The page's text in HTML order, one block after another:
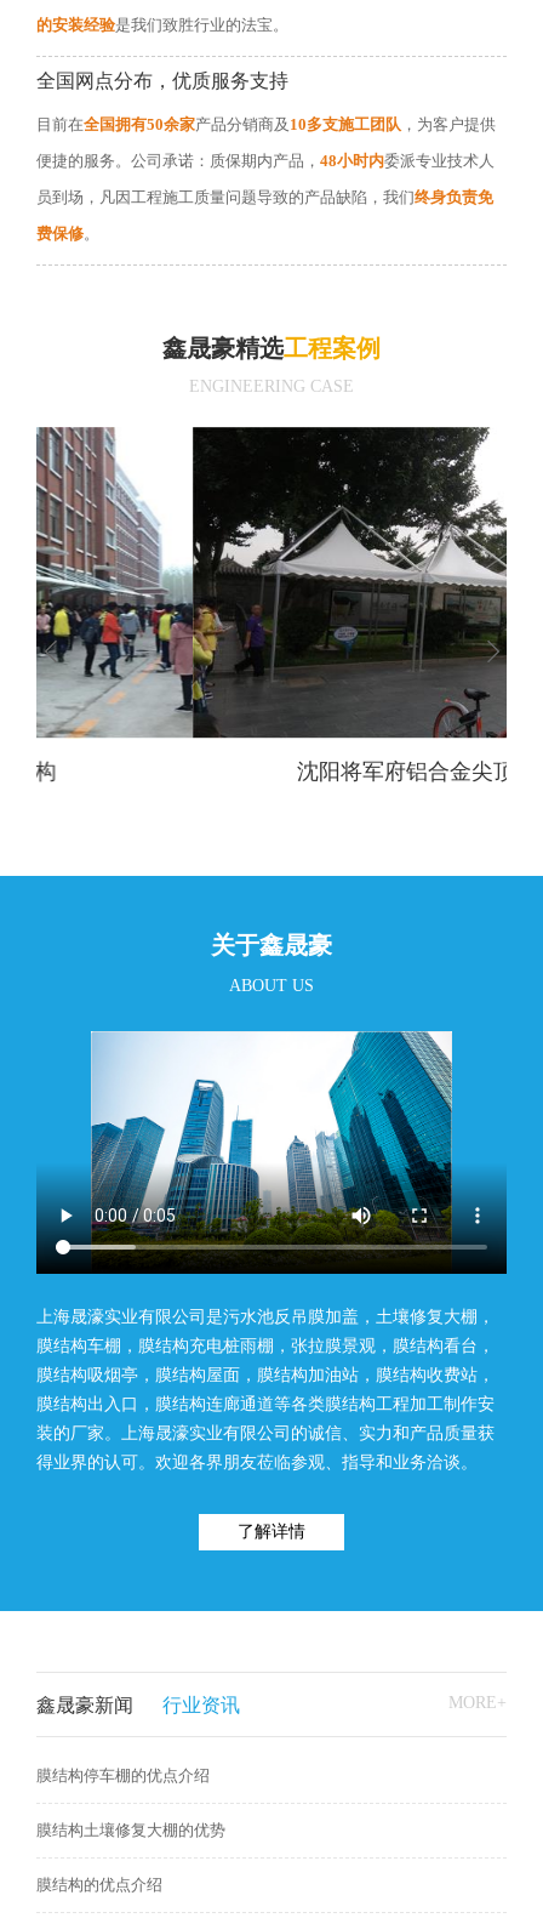
的安装经验是我们致胜行业的法宝。
全国网点分布，优质服务支持
目前在全国拥有50余家产品分销商及 10多支施工团队 ，为客户提供
便捷的服务。公司承诺：质保期内产品， 48小时内委派专业技术人
员到场，凡因工程施工质量问题导致的产品缺陷，我们终身负责免
费保修。
鑫晟豪精选工程案例
ENGINEERING CASE
沈阳将军府铝合金尖顶帐篷
关于鑫晟豪
ABOUT US
上海晟濠实业有限公司是污水池反吊膜加盖，土壤修复大棚，
膜结构车棚，膜结构充电桩雨棚，张拉膜景观，膜结构看台，
膜结构吸烟亭，膜结构屋面，膜结构加油站，膜结构收费站，
膜结构出入口，膜结构连廊通道等各类膜结构工程加工制作安
装的厂家。上海晟濠实业有限公司的诚信、实力和产品质量获
得业界的认可。欢迎各界朋友莅临参观、指导和业务洽谈。
了解详情
鑫晟豪新闻 行业资讯 MORE+
膜结构停车棚的优点介绍
膜结构土壤修复大棚的优势
膜结构的优点介绍